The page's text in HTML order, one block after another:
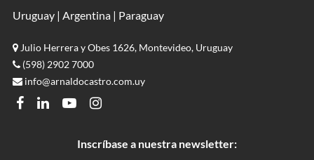
Uruguay | Argentina | Paraguay
Julio Herrera y Obes 1626, Montevideo, Uruguay
(598) 2902 7000
info@arnaldocastro.com.uy
FACEBOOK
LINKEDINYOUTUBE
INSTAGRAM
Inscríbase a nuestra newsletter: